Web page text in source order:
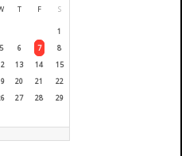
T F S
1
5 6 7
8
13 14
15
20 21
22
27 28
29